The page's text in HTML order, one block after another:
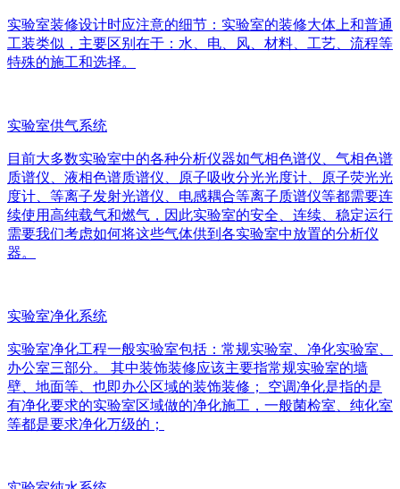
实验室装修设计时应注意的细节：实验室的装修大体上和普通
工装类似，主要区别在于：水、电、风、材料、工艺、流程等
特殊的施工和选择。
实验室供气系统
目前大多数实验室中的各种分析仪器如气相色谱仪、气相色谱
质谱仪、液相色谱质谱仪、原子吸收分光光度计、原子荧光光
度计、等离子发射光谱仪、电感耦合等离子质谱仪等都需要连
续使用高纯载气和燃气，因此实验室的安全、连续、稳定运行
需要我们考虑如何将这些气体供到各实验室中放置的分析仪
器。
实验室净化系统
实验室净化工程一般实验室包括：常规实验室、净化实验室、
办公室三部分。 其中装饰装修应该主要指常规实验室的墙
壁、地面等、也即办公区域的装饰装修； 空调净化是指的是
有净化要求的实验室区域做的净化施工，一般菌检室、纯化室
等都是要求净化万级的；